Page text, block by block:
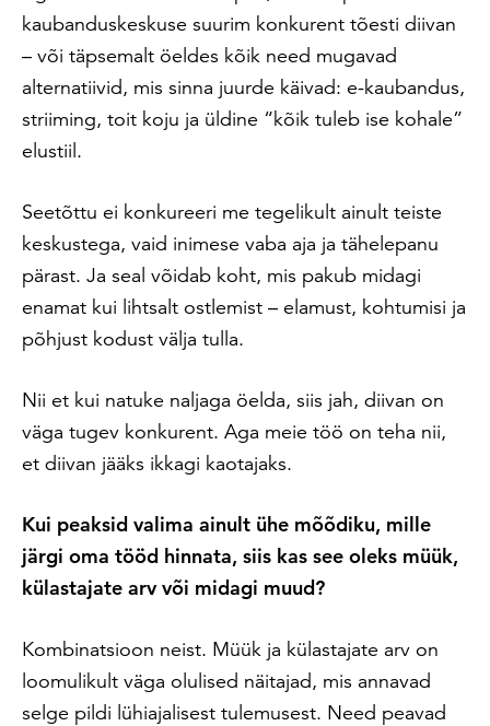
kaubanduskeskuse suurim konkurent tõesti diivan
– või täpsemalt öeldes kõik need mugavad
alternatiivid, mis sinna juurde käivad: e-kaubandus,
striiming, toit koju ja üldine “kõik tuleb ise kohale”
elustiil.
Seetõttu ei konkureeri me tegelikult ainult teiste
keskustega, vaid inimese vaba aja ja tähelepanu
pärast. Ja seal võidab koht, mis pakub midagi
enamat kui lihtsalt ostlemist – elamust, kohtumisi ja
põhjust kodust välja tulla.
Nii et kui natuke naljaga öelda, siis jah, diivan on
väga tugev konkurent. Aga meie töö on teha nii,
et diivan jääks ikkagi kaotajaks.
Kui peaksid valima ainult ühe mõõdiku, mille
järgi oma tööd hinnata, siis kas see oleks müük,
külastajate arv või midagi muud?
Kombinatsioon neist. Müük ja külastajate arv on
loomulikult väga olulised näitajad, mis annavad
selge pildi lühiajalisest tulemusest. Need peavad